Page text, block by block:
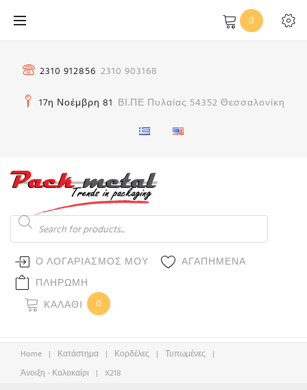
στο
0
2310 912856 2310 903168
17η Νοέμβρη 81 ΒΙ.ΠΕ Πυλαίας 54352 Θεσσαλονίκη
Products
search
Ο ΛΟΓΑΡΙΑΣΜΟΣ ΜΟΥ
ΑΓΑΠΗΜΕΝΑ
ΠΛΗΡΩΜΗ
ΚΑΛΆΘΙ
0
Home | Κατάστημα | Κορδέλες | Τυπωμένες |
Άνοιξη - Καλοκαίρι
| X218